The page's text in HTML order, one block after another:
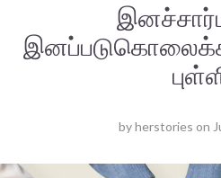
byherstories on